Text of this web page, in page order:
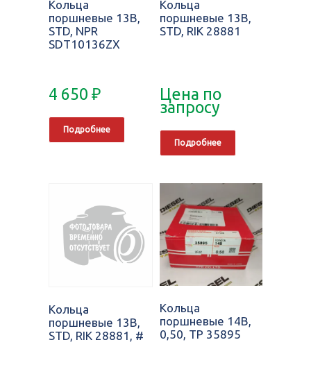
Кольца
поршневые 13B,
STD, NPR
SDT10136ZX
4 650 ₽
Подробнее
Кольца
поршневые 13B,
STD, RIK 28881
Цена по
запросу
Подробнее
Кольца
поршневые 13B,
STD, RIK 28881, #
Кольца
поршневые 14B,
0,50, TP 35895